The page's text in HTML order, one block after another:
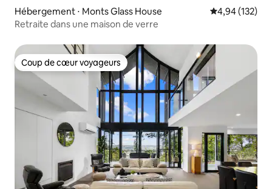
Hébergement ⋅ Monts Glass House Évaluation
4,94 (132)
Retraite dans une maison de verre
Coup de cœur voyageurs
Coup de cœur voyageurs